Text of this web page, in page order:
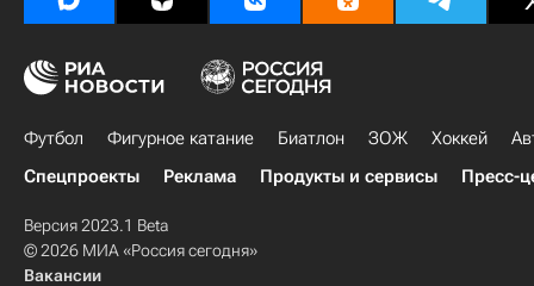
Футбол Фигурное катание Биатлон ЗОЖ Хоккей
Спецпроекты
Реклама Продукты и сервисы Пресс-
Версия 2023.1 Beta
© 2026 МИА «Россия сегодня»
Вакансии